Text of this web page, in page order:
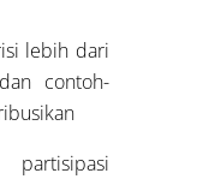
lebih dari
contoh-
partisipasi